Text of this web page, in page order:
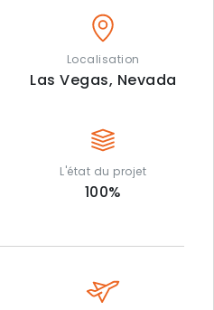
Localisation
Las Vegas, Nevada
L'état du projet
100%